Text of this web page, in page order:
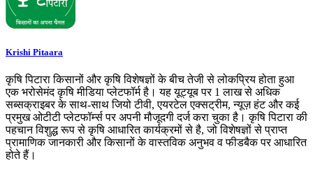
Krishi Pitaara
कृषि पिटारा किसानों और कृषि विशेषज्ञों के बीच तेजी से लोकप्रिय होता हुआ
एक भरोसेमंद कृषि मीडिया प्लेटफॉर्म है। यह यूट्यूब पर 1 लाख से अधिक
सब्सक्राइबर के साथ-साथ जियो टीवी, एयरटेल एक्सट्रीम, न्यूज़ हंट और कई
प्रमुख ओटीटी प्लेटफॉर्म्स पर अपनी मौजूदगी दर्ज करा चुका है। कृषि पिटारा की
पहचान विशुद्ध रूप से कृषि आधारित कार्यक्रमों से है, जो विशेषज्ञों से प्राप्त
प्रामाणिक जानकारी और किसानों के वास्तविक अनुभव व फीडबैक पर आधारित
होते हैं।